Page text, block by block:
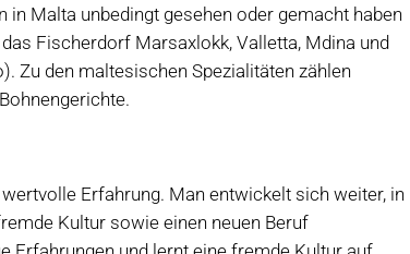
in Malta unbedingt gesehen oder gemacht haben
Fischerdorf Marsaxlokk, Valletta, Mdina und
Zu den maltesischen Spezialitäten zählen
Erfahrung. Man entwickelt sich weiter, in
Kultur sowie einen neuen Beruf